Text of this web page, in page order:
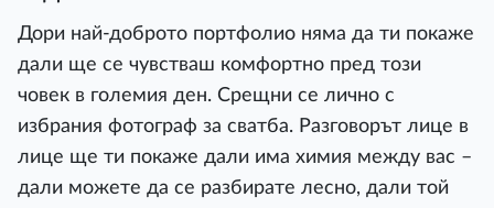
Дори най-доброто портфолио няма да ти покаже
дали ще се чувстваш комфортно пред този
човек в големия ден. Срещни се лично с
избрания фотограф за сватба. Разговорът лице в
лице ще ти покаже дали има химия между вас –
дали можете да се разбирате лесно, дали той